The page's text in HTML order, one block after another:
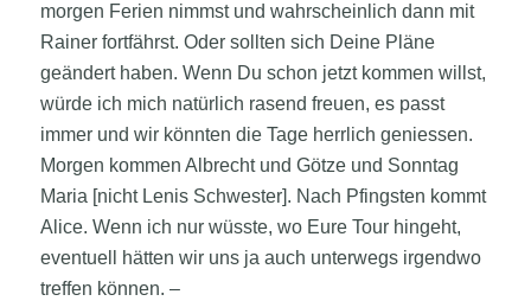
morgen Ferien nimmst und wahrscheinlich dann mit
Rainer fortfährst. Oder sollten sich Deine Pläne
geändert haben. Wenn Du schon jetzt kommen willst,
würde ich mich natürlich rasend freuen, es passt
immer und wir könnten die Tage herrlich geniessen.
Morgen kommen Albrecht und Götze und Sonntag
Maria [nicht Lenis Schwester]. Nach Pfingsten kommt
Alice. Wenn ich nur wüsste, wo Eure Tour hingeht,
eventuell hätten wir uns ja auch unterwegs irgendwo
treffen können. –